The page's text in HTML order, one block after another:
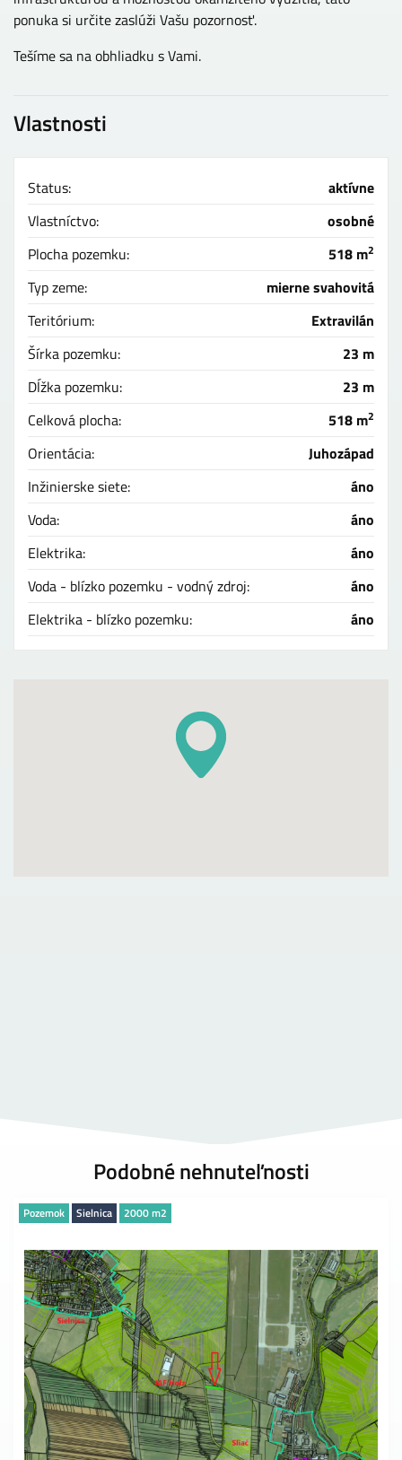
ponuka si určite zaslúži Vašu pozornosť.
Tešíme sa na obhliadku s Vami.
Vlastnosti
Status:
aktívne
Vlastníctvo:
osobné
Plocha pozemku:
518 m2
Typ zeme:
mierne svahovitá
Teritórium:
Extravilán
Šírka pozemku:
23 m
Dĺžka pozemku:
23 m
Celková plocha:
518 m2
Orientácia:
Juhozápad
Inžinierske siete:
áno
Voda:
áno
Elektrika:
áno
Voda - blízko pozemku - vodný zdroj:
áno
Elektrika - blízko pozemku:
áno
Podobné nehnuteľnosti
Pozemok Sielnica 2000 m2